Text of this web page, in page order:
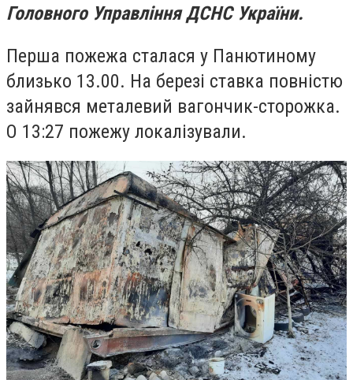
Головного Управління ДСНС України.
Перша пожежа сталася у Панютиному
близько 13.00. На березі ставка повністю
зайнявся металевий вагончик-сторожка.
О 13:27 пожежу локалізували.